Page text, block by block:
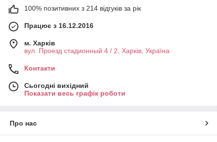
100% позитивних з 214 відгуків за рік
Працює з 16.12.2016
м. Харків
вул. Проезд стадионный 4 / 2, Харків, Україна
Контакти
Сьогодні вихідний
Показати весь графік роботи
Про нас